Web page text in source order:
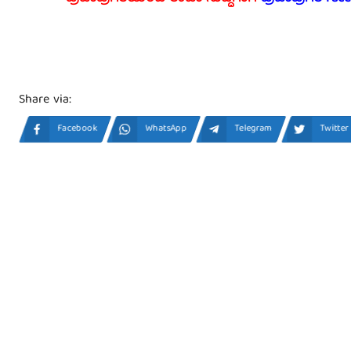
Share via:
Facebook WhatsApp Telegram Twitter